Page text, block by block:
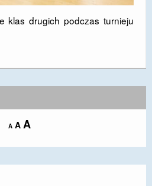
klas drugich podczas turnieju
A Decrease
size.
A Reset
size.
AIncrease
size.